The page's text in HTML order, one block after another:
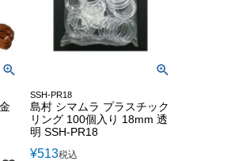
SSH-PR18
島村 シマムラ プラスチック
リング 100個入り 18mm 透
明 SSH-PR18
¥513税込